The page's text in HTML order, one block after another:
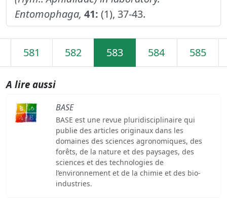
Entomophaga, 41: (1), 37-43.
581 582 583 584 585
A lire aussi
BASE
BASE est une revue pluridisciplinaire qui
publie des articles originaux dans les
domaines des sciences agronomiques, des
forêts, de la nature et des paysages, des
sciences et des technologies de
l’environnement et de la chimie et des bio-
industries.